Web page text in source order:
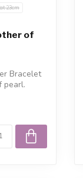
23cm
of
Bracelet
pearl.